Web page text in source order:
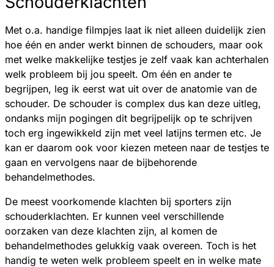
Met o.a. handige filmpjes laat ik niet alleen duidelijk zien
hoe één en ander werkt binnen de schouders, maar ook
met welke makkelijke testjes je zelf vaak kan achterhalen
welk probleem bij jou speelt. Om één en ander te
begrijpen, leg ik eerst wat uit over de anatomie van de
schouder. De schouder is complex dus kan deze uitleg,
ondanks mijn pogingen dit begrijpelijk op te schrijven
toch erg ingewikkeld zijn met veel latijns termen etc. Je
kan er daarom ook voor kiezen meteen naar de testjes te
gaan en vervolgens naar de bijbehorende
behandelmethodes.
De meest voorkomende klachten bij sporters zijn
schouderklachten. Er kunnen veel verschillende
oorzaken van deze klachten zijn, al komen de
behandelmethodes gelukkig vaak overeen. Toch is het
handig te weten welk probleem speelt en in welke mate